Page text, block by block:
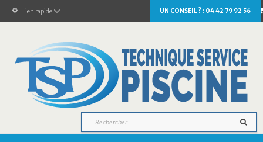
UN CONSEIL ? : 04 42 79 92 56
Lien rapide